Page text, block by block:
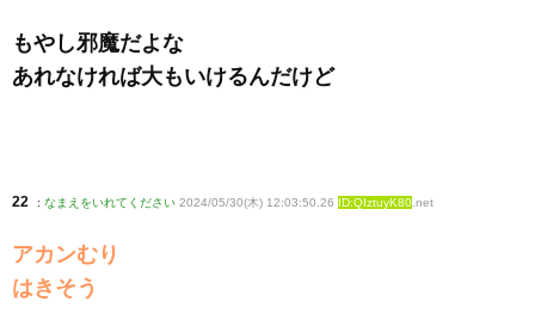
もやし邪魔だよな
あれなければ大もいけるんだけど
22 : なまえをいれてください 2024/05/30(木) 12:03:50.26 ID:QIztuyK80.net
アカンむり
はきそう